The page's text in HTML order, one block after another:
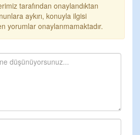
tarafından onaylandıktan
aykırı, konuyla ilgisi
yorumlar onaylanmamaktadır.